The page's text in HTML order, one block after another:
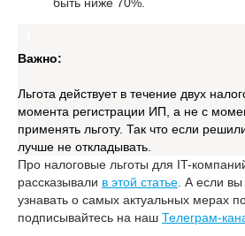
Важно:
Льгота действует в течение двух
момента регистрации ИП, а не с
применять льготу. Так что если
лучше не откладывать.
Про налоговые льготы для IT-
рассказывали в этой статье . А если
узнавать о самых актуальных мерах
подписывайтесь на наш Телеграм-